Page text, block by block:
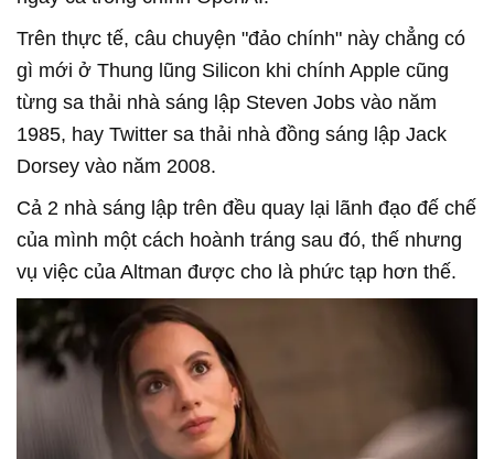
Trên thực tế, câu chuyện "đảo chính" này chẳng có
gì mới ở Thung lũng Silicon khi chính Apple cũng
từng sa thải nhà sáng lập Steven Jobs vào năm
1985, hay Twitter sa thải nhà đồng sáng lập Jack
Dorsey vào năm 2008.
Cả 2 nhà sáng lập trên đều quay lại lãnh đạo đế chế
của mình một cách hoành tráng sau đó, thế nhưng
vụ việc của Altman được cho là phức tạp hơn thế.